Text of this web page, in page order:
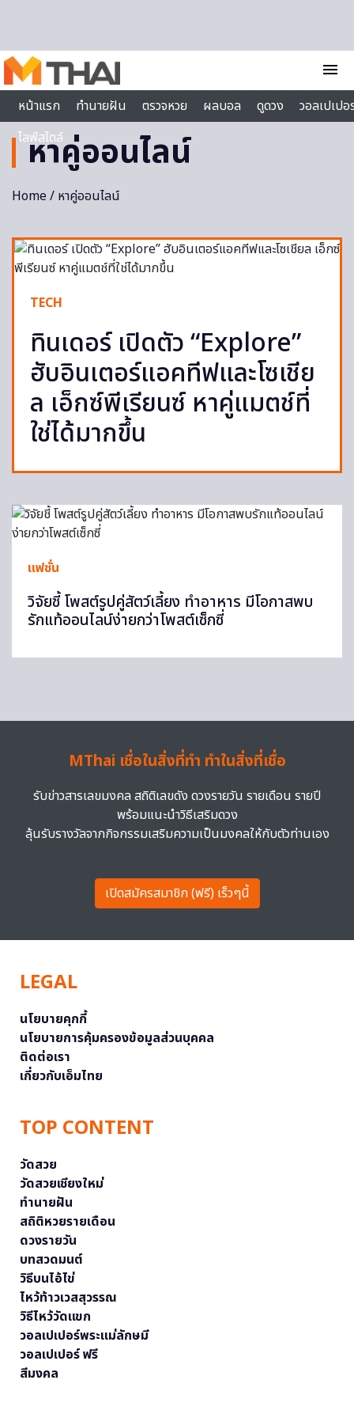
menu
หน้าแรก
ทำนายฝัน ตรวจหวย ผลบอล ดูดวง
วอลเปเป
ไลฟ์สไตล์
หาคู่ออนไลน์
Home/ หาคู่ออนไลน์
TECH
ทินเดอร์ เปิดตัว “Explore”
ฮับอินเตอร์แอคทีฟและโซเชีย
ล เอ็กซ์พีเรียนซ์ หาคู่แมตช์ที่
ใช่ได้มากขึ้น
แฟชั่น
วิจัยชี้ โพสต์รูปคู่สัตว์เลี้ยง ทำอาหาร มีโอกาสพบ
รักแท้ออนไลน์ง่ายกว่าโพสต์เซ็กซี่
MThai เชื่อในสิ่งที่ทำ ทำในสิ่งที่เชื่อ
รับข่าวสารเลขมงคล สถิติเลขดัง ดวงรายวัน รายเดือน รายปี
พร้อมแนะนำวิธีเสริมดวง
ลุ้นรับรางวัลจากกิจกรรมเสริมความเป็นมงคลให้กับตัวท่านเอง
เปิดสมัครสมาชิก (ฟรี) เร็วๆนี้
LEGAL
นโยบายคุกกี้
นโยบายการคุ้มครองข้อมูลส่วนบุคคล
ติดต่อเรา
เกี่ยวกับเอ็มไทย
TOP CONTENT
วัดสวย
วัดสวยเชียงใหม่
ทำนายฝัน
สถิติหวยรายเดือน
ดวงรายวัน
บทสวดมนต์
วิธีบนไอ้ไข่
ไหว้ท้าวเวสสุวรรณ
วิธีไหว้วัดแขก
วอลเปเปอร์พระแม่ลักษมี
วอลเปเปอร์ ฟรี
สีมงคล